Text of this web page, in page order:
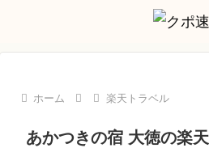
ホーム 楽天トラベル
あかつきの宿 大徳の楽